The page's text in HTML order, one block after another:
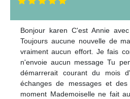
Bonjour karen C'est Annie
Toujours aucune nouvelle de
vraiment aucun effort. Je fais
n'envoie aucun message Tu
démarrerait courant du mois
échanges de messages et
moment Mademoiselle ne fait